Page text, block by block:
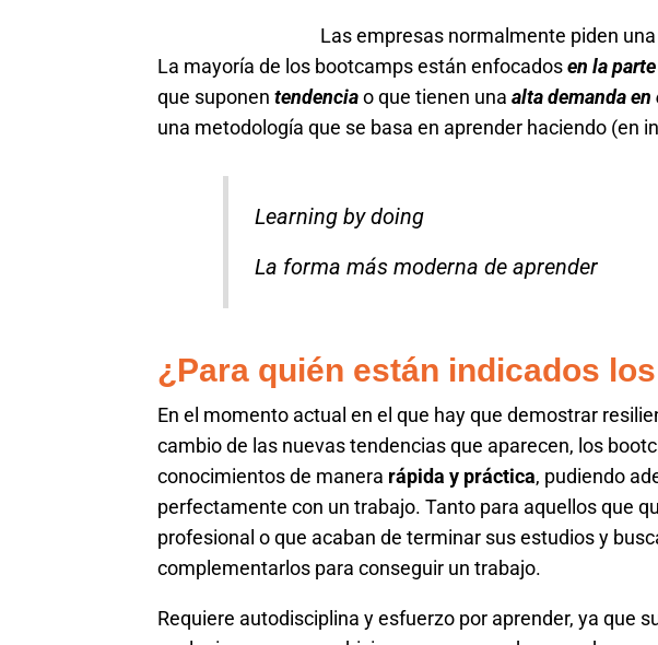
Las empresas normalmente piden
La mayoría de los bootcamps están enfocadosen la
que suponentendenciao que tienen unaalta demanda
una metodología que se basa en aprender haciendo (en
Learning by doing
La forma más moderna de aprender
¿Para quién están indicados
En el momento actual en el que hay que demostrar
cambio de las nuevas tendencias que aparecen, los
conocimientos de manera rápida y práctica, pudiendo
perfectamente con un trabajo. Tanto para aquellos que
profesional o que acaban de terminar sus estudios y
complementarlos para conseguir un trabajo.
Requiere autodisciplina y esfuerzo por aprender, ya que